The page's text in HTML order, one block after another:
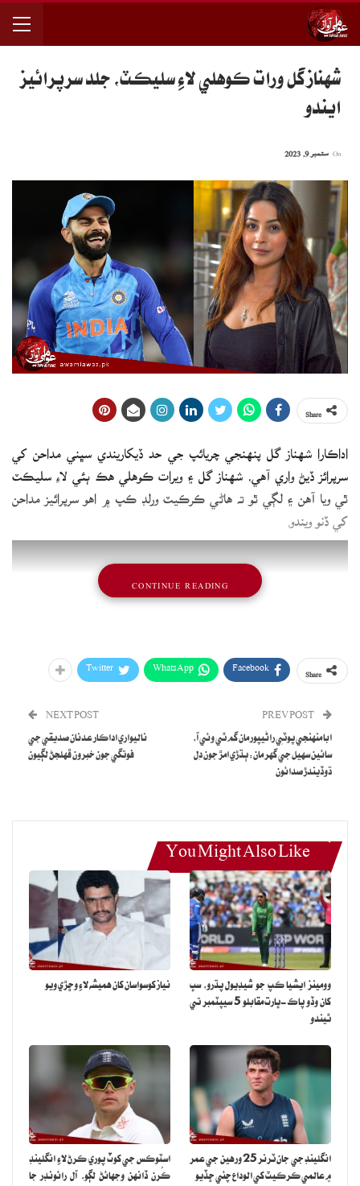
شهناز گل ورات ڪوهلي لاءِ سليڪٽ، جلد سرپرائيز
ايندو
اداڪارا شهناز گل پنهنجي چريائپ جي حد ڏيکاريندي سڀني مداحن کي
سرپرائز ڏيڻ واري آهي، شهناز گل ۽ ويرات ڪوهلي هڪ ٻئي لاءِ سليڪٽ
ٿي ويا آهن ۽ لڳي ٿو ته هاڻي ڪرڪيٽ ورلڊ ڪپ ۾ اهو سرپرائيز مداحن
کي ڏنو ويندو.
Facebook
WhatsApp
Twitter
ابا منهنجي پوٽِي راڻيپور مان گم ٿي وئي آ،
سائين سهيل جي گهر مان: ٻڌڙي امڙ جون دِل
ڌوڏيندڙ صدائون
NEXT POST
ناليواري اداڪار عدنان صديقي جي
فوتگي جون خبرون ڦهلجڻ لڳيون
You Might Also Like
وومينز ايشيا ڪپ جو شيڊيول پڌرو، سڀ
کان وڏو پاڪ-ڀارت مقابلو 5 سيپٽمبر تي
ٿيندو
نياز کوسواسان کان هميشه لاءِ وڇڙي ويو
انگلينڊ جي جان ٽرنر 25 ورهين جي عمر
۾ عالمي ڪرڪيٽ کي الوداع چئي ڇڏيو
اسٽوڪس جي کوٽ پوري ڪرڻ لاءِ انگلينڊ
ڪُرن ڏانهن وجهائڻ لڳو، آل رائونڊر جا